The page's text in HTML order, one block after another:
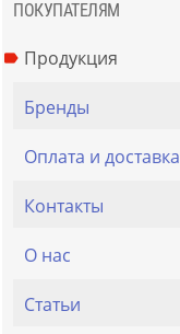
ПОКУПАТЕЛЯМ
Продукция
Бренды
Оплата и доставка
Контакты
О нас
Статьи